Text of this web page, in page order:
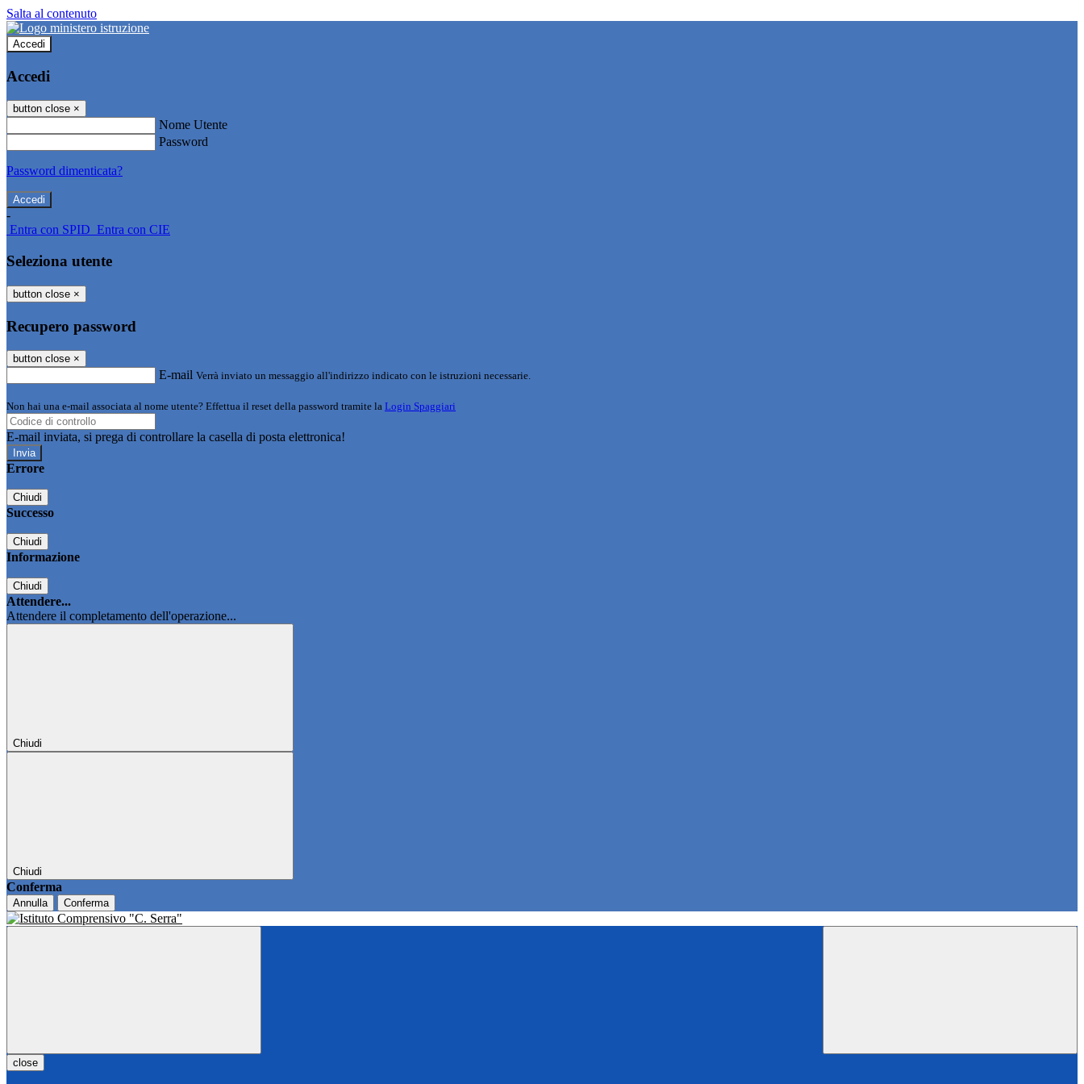
Salta al contenuto
Accedi
Accedi
button close ×
Nome Utente
Password
Password dimenticata?
-
Entra con SPID Entra con CIE
Seleziona utente
button close ×
Recupero password
button close ×
E-mail Verrà inviato un messaggio all'indirizzo indicato con le istruzioni necessarie.
Non hai una e-mail associata al nome utente? Effettua il reset della password tramite la Login Spaggiari
E-mail inviata, si prega di controllare la casella di posta elettronica!
Errore
Chiudi
Successo
Chiudi
Informazione
Chiudi
Attendere...
Attendere il completamento dell'operazione...
Chiudi
Chiudi
Conferma
Annulla Conferma
close